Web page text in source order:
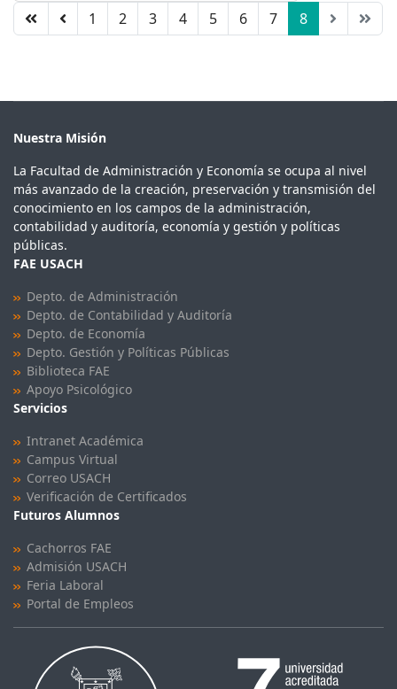
Página 8 de 8
1 2 3 4 5 6 7 8
Nuestra Misión
La Facultad de Administración y Economía se ocupa al nivel
más avanzado de la creación, preservación y transmisión del
conocimiento en los campos de la administración,
contabilidad y auditoría, economía y gestión y políticas
públicas.
FAE USACH
Depto. de Administración
Depto. de Contabilidad y Auditoría
Depto. de Economía
Depto. Gestión y Políticas Públicas
Biblioteca FAE
Apoyo Psicológico
Servicios
Intranet Académica
Campus Virtual
Correo USACH
Verificación de Certificados
Futuros Alumnos
Cachorros FAE
Admisión USACH
Feria Laboral
Portal de Empleos